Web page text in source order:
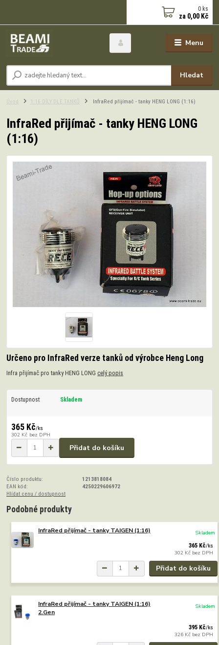
Menu
Hledat
0 ks
za 0,00 Kč
Úvod 1:16 DÍLY DLE TANKŮ InfraRed přijímač - tanky HENG LONG (1:16)
InfraRed přijímač - tanky HENG LONG
(1:16)
Určeno pro InfraRed verze tanků od výrobce Heng Long
Infra přijímač pro tanky HENG LONG celý popis
Dostupnost Skladem
365 Kč/ks
302 Kč bez DPH
Přidat do košíku
Číslo produktu:
1213818084
EAN kód:
4250229606972
Hlídat cenu / dostupnost
Podobné produkty
InfraRed přijímač - tanky TAIGEN (1:16)
365 Kč/ks
302 Kč bez DPH
Skladem
Přidat do košíku
InfraRed přijímač - tanky TAIGEN (1:16)
2.Gen
395 Kč/ks
326 Kč bez DPH
Skladem